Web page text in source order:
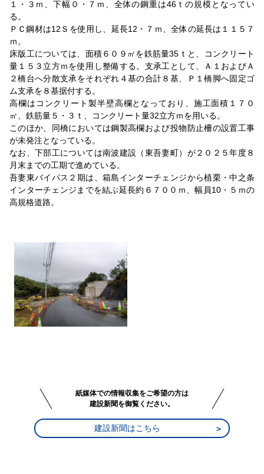
１・３ｍ、下幅０・７ｍ、全体の鋼重は46ｔの規模となってい
る。
ＰＣ鋼材は12Ｓを使用し、延長12・７ｍ、全体の延長は１１５７
ｍ。
床版工については、面積６０９㎡を鉄筋量35ｔと、コンクリート
量１５３立方ｍを使用し整備する。支承工として、Ａ１およびＡ
２橋台へ分散支承をそれぞれ４基の合計８基、Ｐ１橋脚へ固定ゴ
ム支承を８基据付する。
高欄はコンクリート製半壁高欄となっており、施工面積１７０
㎡、鉄筋量５・３ｔ、コンクリート量32立方ｍを用いる。
このほか、同橋においては鋼製高欄および投物防止柵の設置工事
が未発注となっている。
なお、下部工については南波建設（東吾妻町）が２０２５年度８
月末までの工期で進めている。
吾妻東バイパス２期は、箱島インターチェンジから植栗・中之条
インターチェンジまでを結ぶ延長約６７００ｍ、幅員10・５ｍの
高規格道路。
紙媒体での情報収集をご希望の方は
建設新聞を御覧ください。
建設新聞はこちら